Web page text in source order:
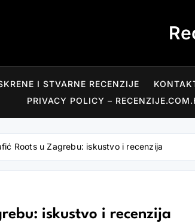
I STVARNE RECENZIJE
PRIVACY POLICY –
Roots u Zagrebu: iskustvo i recenzija
iskustvo i recenzija